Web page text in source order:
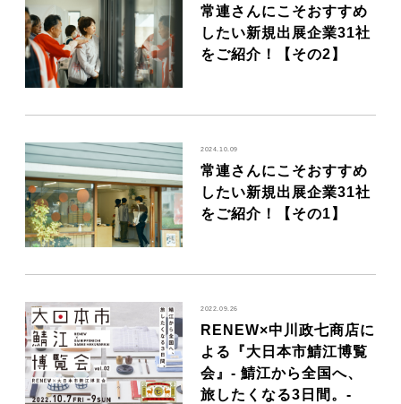
常連さんにこそおすすめ
したい新規出展企業31社
をご紹介！【その2】
2024.10.09
常連さんにこそおすすめ
したい新規出展企業31社
をご紹介！【その1】
2022.09.26
RENEW×中川政七商店に
よる『大日本市鯖江博覧
会』- 鯖江から全国へ、
旅したくなる3日間。-